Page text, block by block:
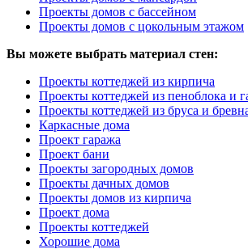
Проекты домов с бассейном
Проекты домов с цокольным этажом
Вы можете выбрать материал стен:
Проекты коттеджей из кирпича
Проекты коттеджей из пеноблока и
Проекты коттеджей из бруса и
Каркасные дома
Проект гаража
Проект бани
Проекты загородных домов
Проекты дачных домов
Проекты домов из кирпича
Проект дома
Проекты коттеджей
Хорошие дома